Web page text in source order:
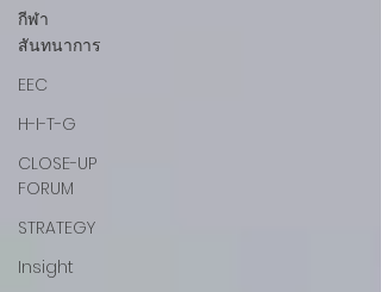
กีฬา
สันทนาการ
EEC
H-I-T-G
CLOSE-UP
FORUM
STRATEGY
Insight